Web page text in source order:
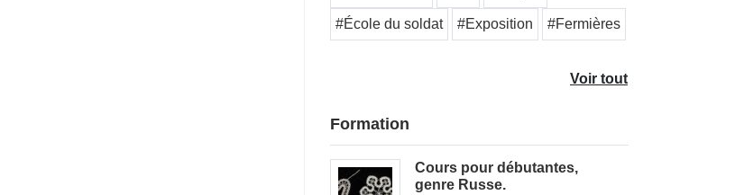
#École du soldat #Exposition #Fermières
Voir tout
Formation
Cours pour débutantes,
genre Russe.